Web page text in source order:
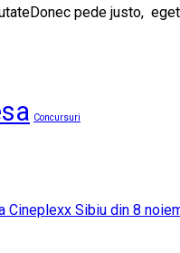
pede justo,
Concursuri